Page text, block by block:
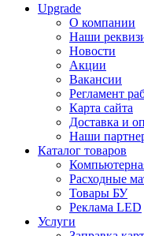
Upgrade
О компании
Наши
Новости
Акции
Вакансии
Регламент
Карта сайта
Доставка и
Наши
Каталог товаров
Расходные
Товары БУ
Реклама LED
Услуги